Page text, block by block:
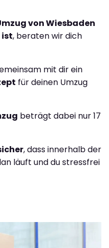
von Wiesbaden
ist, beraten wir dich
mit dir ein
für deinen Umzug
beträgt dabei nur 17
, dass innerhalb der
läuft und du stressfrei